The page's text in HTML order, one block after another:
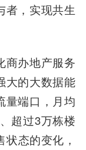
者，实现共生
办地产服务
大的大数据能
量端口，月均
超过3万栋楼
态的变化，